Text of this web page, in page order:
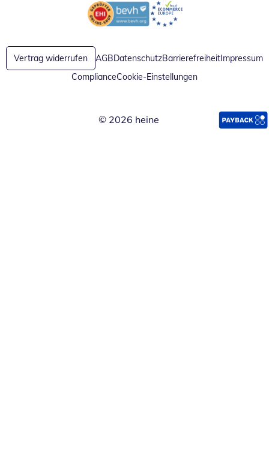
Öffnet in neuem FensterÖffnet in neuem Fenster
Vertrag widerrufen AGBDatenschutzBarrierefreiheitImpressum
ComplianceCookie-Einstellungen
© 2026 heine